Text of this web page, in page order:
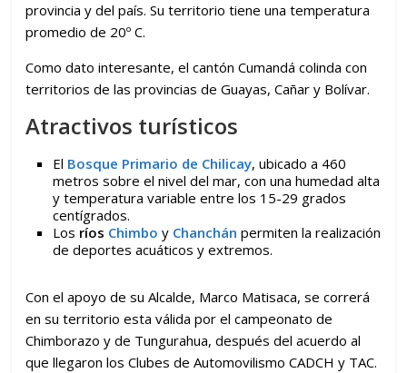
provincia y del país. Su territorio tiene una temperatura
promedio de 20º C.
Como dato interesante, el cantón Cumandá colinda con
territorios de las provincias de Guayas, Cañar y Bolívar.
Atractivos turísticos
El Bosque Primario de Chilicay, ubicado a 460
metros sobre el nivel del mar, con una humedad alta
y temperatura variable entre los 15-29 grados
centígrados.
Los ríos Chimbo y Chanchán permiten la realización
de deportes acuáticos y extremos.
Con el apoyo de su Alcalde, Marco Matisaca, se correrá
en su territorio esta válida por el campeonato de
Chimborazo y de Tungurahua, después del acuerdo al
que llegaron los Clubes de Automovilismo CADCH y TAC.